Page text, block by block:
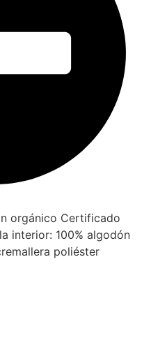
orgánico Certificado
interior: 100% algodón
poliéster